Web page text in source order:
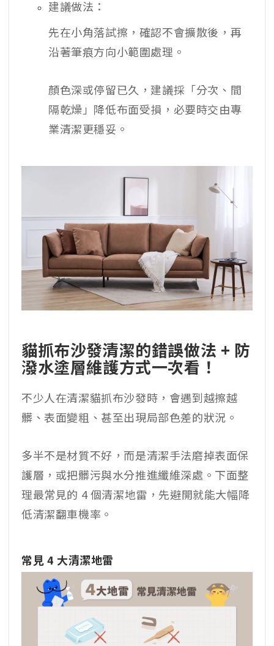
建議做法：
先在小角落試擦，確認不會擴散後，再
沿著筆痕方向小範圍處理。
顏色深或停留已久，建議採「分次、間
隔乾燥」降低布面受損，必要時交由專
業清潔更穩妥。
貓抓布沙發清潔的錯誤做法 + 防
潑水塗層維護方式一次看！
不少人在清潔貓抓布沙發時，會遇到越擦越
髒、表面變粗、甚至出現局部色差的狀況。
多半不是材質不好，而是清潔手法磨掉表面保
護層，或把髒污與水分推進纖維深處。下面整
理最常見的 4 個清潔地雷，先避開就能大幅降
低清潔翻車機率。
常見 4 大清潔地雷